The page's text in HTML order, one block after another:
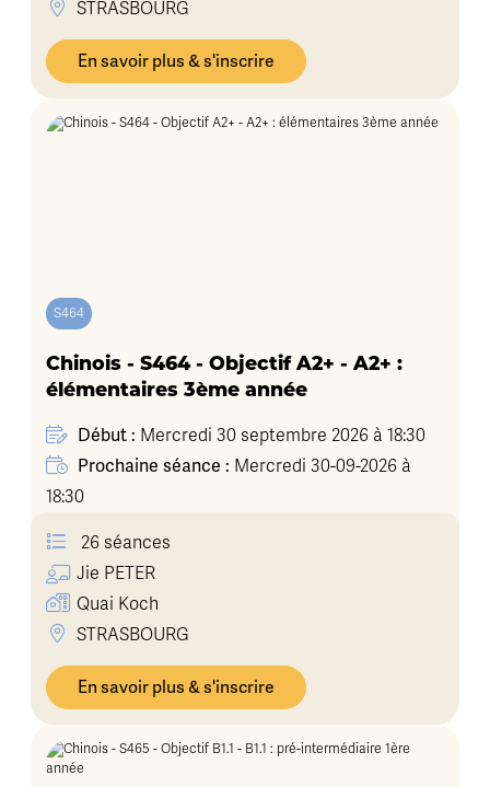
STRASBOURG
En savoir plus & s'inscrire
S464
Chinois - S464 - Objectif A2+ - A2+ :
élémentaires 3ème année
Début : Mercredi 30 septembre 2026 à 18:30
Prochaine séance : Mercredi 30-09-2026 à
18:30
26 séances
Jie PETER
Quai Koch
STRASBOURG
En savoir plus & s'inscrire